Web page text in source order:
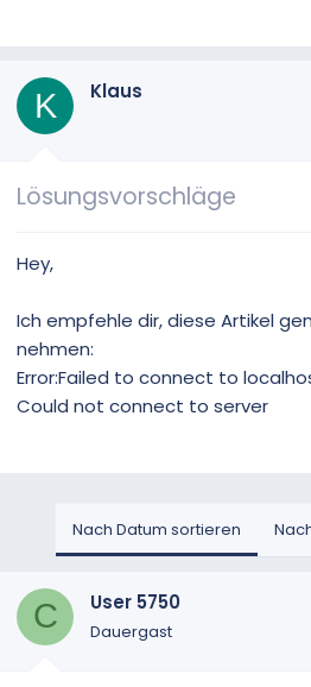
K Klaus
Lösungsvorschläge
Hey,
Ich empfehle dir, diese Artikel
nehmen:
Error:Failed to connect to
Could not connect to server
Nach Datum sortieren
C User 5750
Dauergast